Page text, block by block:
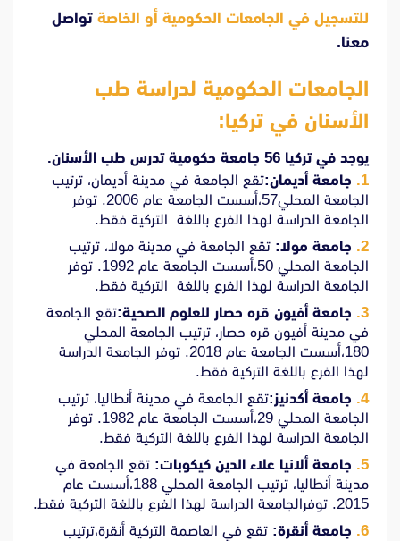
للتسجيل في الجامعات الحكومية أو الخاصة تواصل
معنا.
الجامعات الحكومية لدراسة طب
الأسنان في تركيا:
يوجد في تركيا 56 جامعة حكومية تدرس طب الأسنان.
جامعة أديمان:تقع الجامعة في مدينة أديمان، ترتيب
الجامعة المحلي57،أسست الجامعة عام 2006. توفر
الجامعة الدراسة لهذا الفرع باللغة التركية فقط.
جامعة مولا: تقع الجامعة في مدينة مولا، ترتيب
الجامعة المحلي 50،أسست الجامعة عام 1992. توفر
الجامعة الدراسة لهذا الفرع باللغة التركية فقط.
جامعة أفيون قره حصار للعلوم الصحية:تقع الجامعة
في مدينة أفيون قره حصار، ترتيب الجامعة المحلي
180،أسست الجامعة عام 2018. توفر الجامعة الدراسة
لهذا الفرع باللغة التركية فقط.
جامعة أكدنيز:تقع الجامعة في مدينة أنطاليا، ترتيب
الجامعة المحلي 29،أسست الجامعة عام 1982. توفر
الجامعة الدراسة لهذا الفرع باللغة التركية فقط.
جامعة ألانيا علاء الدين كيكوبات: تقع الجامعة في
مدينة أنطاليا، ترتيب الجامعة المحلي 188،أسست عام
2015. توفرالجامعة الدراسة لهذا الفرع باللغة التركية فقط.
جامعة أنقرة: تقع في العاصمة التركية أنقرة،ترتيب